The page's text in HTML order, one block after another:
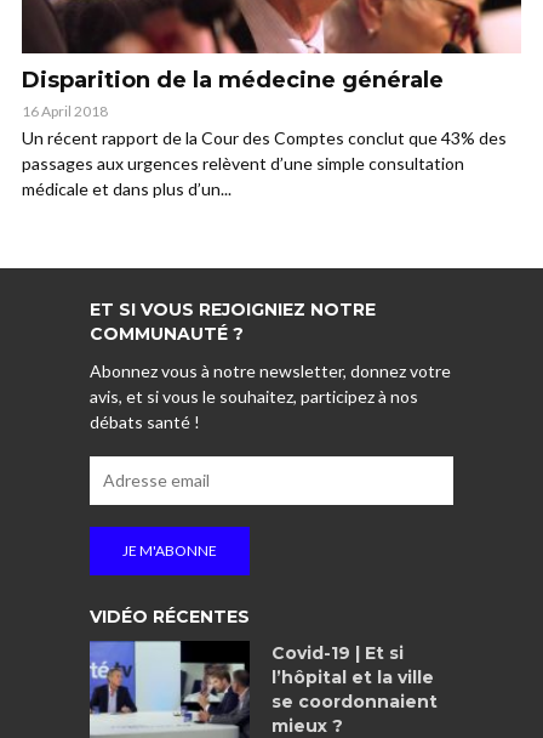
Disparition de la médecine générale
16 April 2018
Un récent rapport de la Cour des Comptes conclut que 43% des
passages aux urgences relèvent d’une simple consultation
médicale et dans plus d’un...
ET SI VOUS REJOIGNIEZ NOTRE
COMMUNAUTÉ ?
Abonnez vous à notre newsletter, donnez votre
avis, et si vous le souhaitez, participez à nos
débats santé !
VIDÉO RÉCENTES
Covid-19 | Et si
l’hôpital et la ville
se coordonnaient
mieux ?